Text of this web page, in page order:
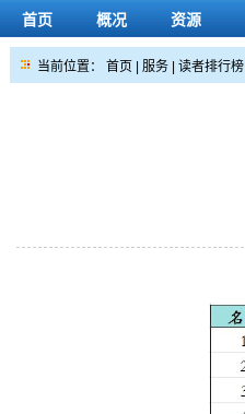
首页 概况 资源
当前位置： 首页 服务 读者排行榜